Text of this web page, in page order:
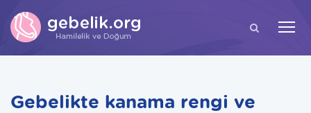
Gebelikte kanama rengi ve